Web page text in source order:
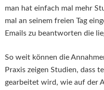
man hat einfach mal mehr
mal an seinem freien Tag
Emails zu beantworten die
So weit können die
Praxis zeigen Studien, dass
gearbeitet wird, wie auf der